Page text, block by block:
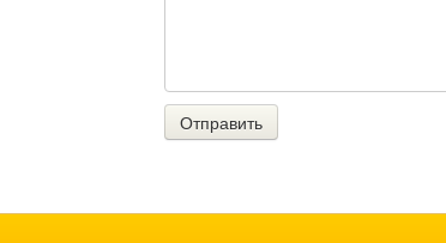
Отправить